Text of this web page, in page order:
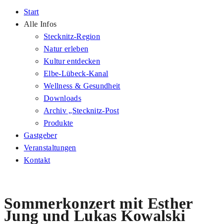
Start
Alle Infos
Stecknitz-Region
Natur erleben
Kultur entdecken
Elbe-Lübeck-Kanal
Wellness & Gesundheit
Downloads
Archiv „Stecknitz-Post
Produkte
Gastgeber
Veranstaltungen
Kontakt
Sommerkonzert mit Esther
Jung und Lukas Kowalski